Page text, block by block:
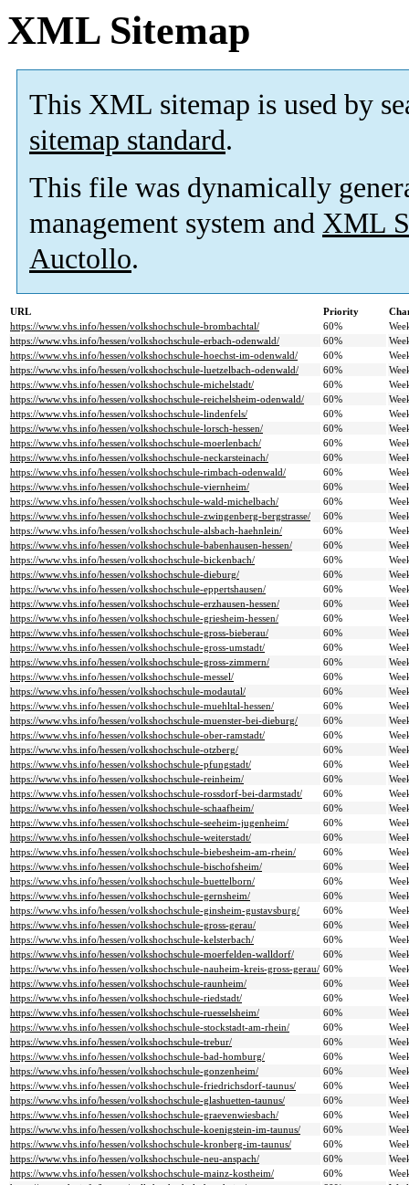
XML Sitemap
This XML sitemap is used by
sitemap standard.
This file was dynamically
management system and XML
Auctollo.
URL Priority
https://www.vhs.info/hessen/volkshochschule-brombachtal/
60%
https://www.vhs.info/hessen/volkshochschule-erbach-odenwald/
60%
https://www.vhs.info/hessen/volkshochschule-hoechst-im-odenwald/
60%
https://www.vhs.info/hessen/volkshochschule-luetzelbach-odenwald/
60%
https://www.vhs.info/hessen/volkshochschule-michelstadt/
60%
https://www.vhs.info/hessen/volkshochschule-reichelsheim-odenwald/
60%
https://www.vhs.info/hessen/volkshochschule-lindenfels/
60%
https://www.vhs.info/hessen/volkshochschule-lorsch-hessen/
60%
https://www.vhs.info/hessen/volkshochschule-moerlenbach/
60%
https://www.vhs.info/hessen/volkshochschule-neckarsteinach/
60%
https://www.vhs.info/hessen/volkshochschule-rimbach-odenwald/
60%
https://www.vhs.info/hessen/volkshochschule-viernheim/
60%
https://www.vhs.info/hessen/volkshochschule-wald-michelbach/
60%
https://www.vhs.info/hessen/volkshochschule-zwingenberg-bergstrasse/
60%
https://www.vhs.info/hessen/volkshochschule-alsbach-haehnlein/
60%
https://www.vhs.info/hessen/volkshochschule-babenhausen-hessen/
60%
https://www.vhs.info/hessen/volkshochschule-bickenbach/
60%
https://www.vhs.info/hessen/volkshochschule-dieburg/
60%
https://www.vhs.info/hessen/volkshochschule-eppertshausen/
60%
https://www.vhs.info/hessen/volkshochschule-erzhausen-hessen/
60%
https://www.vhs.info/hessen/volkshochschule-griesheim-hessen/
60%
https://www.vhs.info/hessen/volkshochschule-gross-bieberau/
60%
https://www.vhs.info/hessen/volkshochschule-gross-umstadt/
60%
https://www.vhs.info/hessen/volkshochschule-gross-zimmern/
60%
https://www.vhs.info/hessen/volkshochschule-messel/
60%
https://www.vhs.info/hessen/volkshochschule-modautal/
60%
https://www.vhs.info/hessen/volkshochschule-muehltal-hessen/
60%
https://www.vhs.info/hessen/volkshochschule-muenster-bei-dieburg/
60%
https://www.vhs.info/hessen/volkshochschule-ober-ramstadt/
60%
https://www.vhs.info/hessen/volkshochschule-otzberg/
60%
https://www.vhs.info/hessen/volkshochschule-pfungstadt/
60%
https://www.vhs.info/hessen/volkshochschule-reinheim/
60%
https://www.vhs.info/hessen/volkshochschule-rossdorf-bei-darmstadt/
60%
https://www.vhs.info/hessen/volkshochschule-schaafheim/
60%
https://www.vhs.info/hessen/volkshochschule-seeheim-jugenheim/
60%
https://www.vhs.info/hessen/volkshochschule-weiterstadt/
60%
https://www.vhs.info/hessen/volkshochschule-biebesheim-am-rhein/
60%
https://www.vhs.info/hessen/volkshochschule-bischofsheim/
60%
https://www.vhs.info/hessen/volkshochschule-buettelborn/
60%
https://www.vhs.info/hessen/volkshochschule-gernsheim/
60%
https://www.vhs.info/hessen/volkshochschule-ginsheim-gustavsburg/
60%
https://www.vhs.info/hessen/volkshochschule-gross-gerau/
60%
https://www.vhs.info/hessen/volkshochschule-kelsterbach/
60%
https://www.vhs.info/hessen/volkshochschule-moerfelden-walldorf/
60%
https://www.vhs.info/hessen/volkshochschule-nauheim-kreis-gross-gerau/ 60%
https://www.vhs.info/hessen/volkshochschule-raunheim/
60%
https://www.vhs.info/hessen/volkshochschule-riedstadt/
60%
https://www.vhs.info/hessen/volkshochschule-ruesselsheim/
60%
https://www.vhs.info/hessen/volkshochschule-stockstadt-am-rhein/
60%
https://www.vhs.info/hessen/volkshochschule-trebur/
60%
https://www.vhs.info/hessen/volkshochschule-bad-homburg/
60%
https://www.vhs.info/hessen/volkshochschule-gonzenheim/
60%
https://www.vhs.info/hessen/volkshochschule-friedrichsdorf-taunus/
60%
https://www.vhs.info/hessen/volkshochschule-glashuetten-taunus/
60%
https://www.vhs.info/hessen/volkshochschule-graevenwiesbach/
60%
https://www.vhs.info/hessen/volkshochschule-koenigstein-im-taunus/
60%
https://www.vhs.info/hessen/volkshochschule-kronberg-im-taunus/
60%
https://www.vhs.info/hessen/volkshochschule-neu-anspach/
60%
https://www.vhs.info/hessen/volkshochschule-mainz-kostheim/
60%